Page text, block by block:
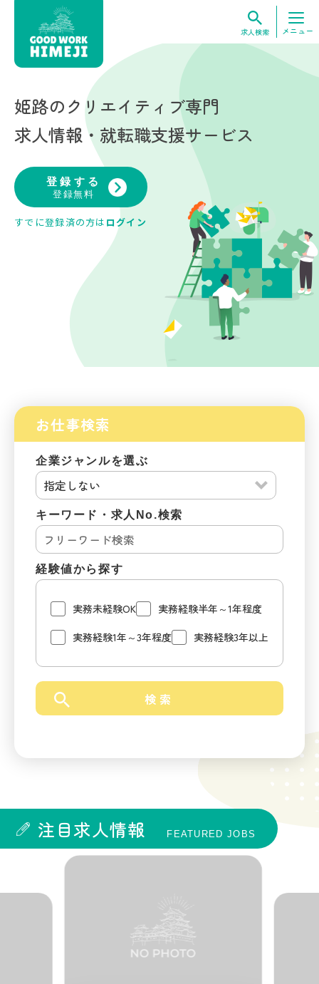
求人検索 メニュー
姫路のクリエイティブ専門
求人情報・就転職支援サービス
登録する
登録無料
すでに登録済の方は ログイン
お仕事検索
企業ジャンルを選ぶ
キーワード・求人No.検索
経験値から探す
実務未経験OK
実務経験半年～1年程度
実務経験1年～3年程度
実務経験3年以上
注目求人情報 FEATURED JOBS